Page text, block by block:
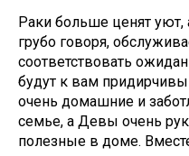
Раки больше ценят
грубо говоря,
соответствовать
будут к вам
очень домашние и
семье, а Девы очень
полезные в доме.